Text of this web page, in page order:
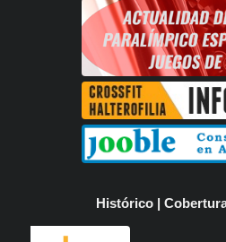
Histórico |